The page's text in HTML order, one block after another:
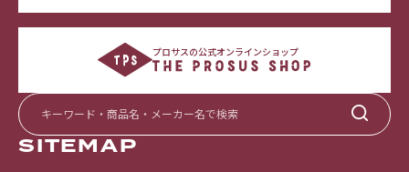
プロサスの公式オンラインショップ
SITEMAP